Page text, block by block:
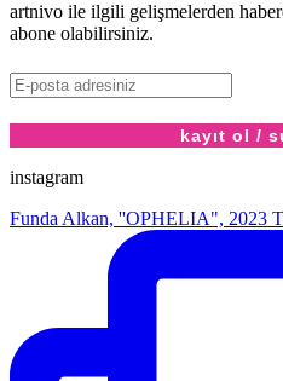
artnivo ile ilgili gelişmelerden
abone olabilirsiniz.
instagram
Funda Alkan, ''OPHELIA", 2023